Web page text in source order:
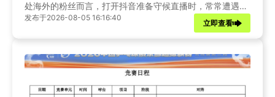
处海外的粉丝而言，打开抖音准备守候直播时，常常遭遇地
域访问限制，直播间无法加载、页面提示地区不可观看等难
题。本文推荐适配影音观看场景的Sixfast，让海外粉丝流畅
发布于2026-08-05 16:16:40
立即查看